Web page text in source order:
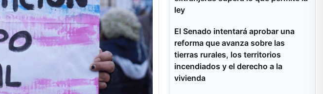
ley
El Senado intentará aprobar una
reforma que avanza sobre las
tierras rurales, los territorios
incendiados y el derecho a la
vivienda